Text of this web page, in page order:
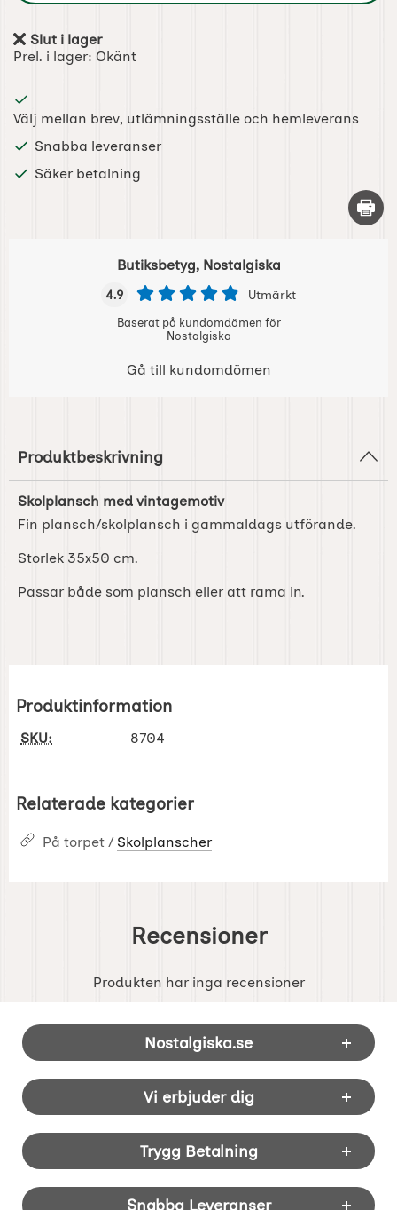
Tillgänglighet:
Slut i lager
Prel. i lager: Okänt
Välj mellan brev, utlämningsställe och hemleverans
Snabba leveranser
Säker betalning
Skriv
Butiksbetyg, Nostalgiska
4.9 Utmärkt
Baserat på kundomdömen för
Nostalgiska
Gå till kundomdömen
Produktbeskrivning
Skolplansch med vintagemotiv
Fin plansch/skolplansch i gammaldags utförande.
Storlek 35x50 cm.
Passar både som plansch eller att rama in.
Produktinformation
SKU: 8704
Relaterade kategorier
På torpet / Skolplanscher
Recensioner
Produkten har inga recensioner
Sidfot Blandad info och länkar
Nostalgiska.se
Vi erbjuder dig
Trygg Betalning
Snabba Leveranser